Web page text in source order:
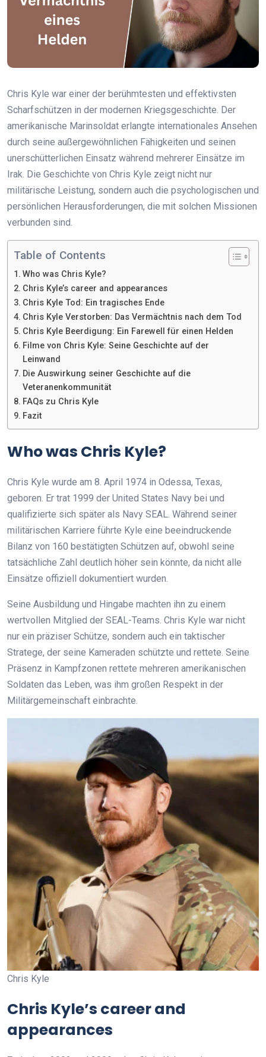
Chris Kyle war einer der berühmtesten und effektivsten
Scharfschützen in der modernen Kriegsgeschichte. Der
amerikanische Marinsoldat erlangte internationales Ansehen
durch seine außergewöhnlichen Fähigkeiten und seinen
unerschütterlichen Einsatz während mehrerer Einsätze im
Irak. Die Geschichte von Chris Kyle zeigt nicht nur
militärische Leistung, sondern auch die psychologischen und
persönlichen Herausforderungen, die mit solchen Missionen
verbunden sind.
Table of Contents
Who was Chris Kyle?
Chris Kyle’s career and appearances
Chris Kyle Tod: Ein tragisches Ende
Chris Kyle Verstorben: Das Vermächtnis nach dem Tod
Chris Kyle Beerdigung: Ein Farewell für einen Helden
Filme von Chris Kyle: Seine Geschichte auf der
Leinwand
Die Auswirkung seiner Geschichte auf die
Veteranenkommunität
FAQs zu Chris Kyle
Fazit
Who was Chris Kyle?
Chris Kyle wurde am 8. April 1974 in Odessa, Texas,
geboren. Er trat 1999 der United States Navy bei und
qualifizierte sich später als Navy SEAL. Während seiner
militärischen Karriere führte Kyle eine beeindruckende
Bilanz von 160 bestätigten Schützen auf, obwohl seine
tatsächliche Zahl deutlich höher sein könnte, da nicht alle
Einsätze offiziell dokumentiert wurden.
Seine Ausbildung und Hingabe machten ihn zu einem
wertvollen Mitglied der SEAL-Teams. Chris Kyle war nicht
nur ein präziser Schütze, sondern auch ein taktischer
Stratege, der seine Kameraden schützte und rettete. Seine
Präsenz in Kampfzonen rettete mehreren amerikanischen
Soldaten das Leben, was ihm großen Respekt in der
Militärgemeinschaft einbrachte.
Chris Kyle
Chris Kyle’s career and
appearances